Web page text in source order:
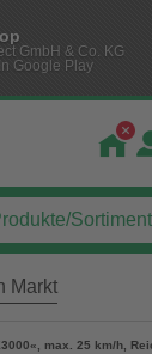
GmbH & Co. KG
Google Play
Markt
max. 25 km/h,